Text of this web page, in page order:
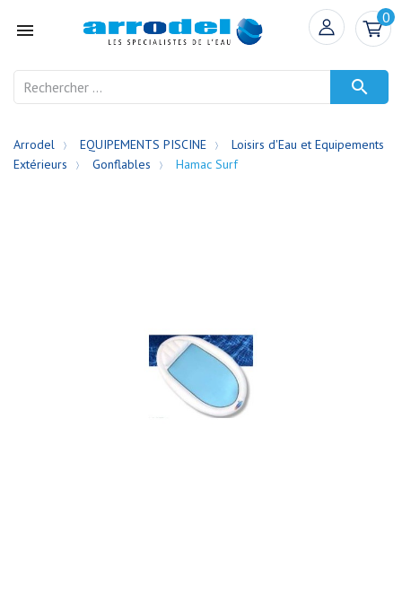

0

Arrodel EQUIPEMENTS PISCINE
Loisirs d'Eau et Equipements
Extérieurs
Gonflables Hamac Surf